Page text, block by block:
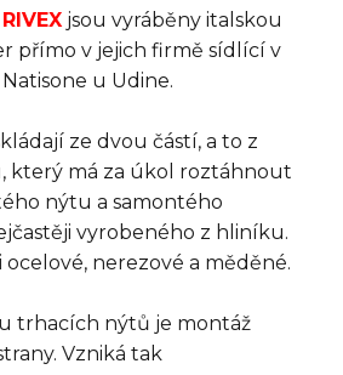
jsou vyráběny italskou
přímo v jejich firmě sídlící v
u Udine.
ze dvou částí, a to z
který má za úkol roztáhnout
nýtu a samontého
vyrobeného z hliníku.
ocelové, nerezové a měděné.
trhacích nýtů je montáž
Vzniká tak